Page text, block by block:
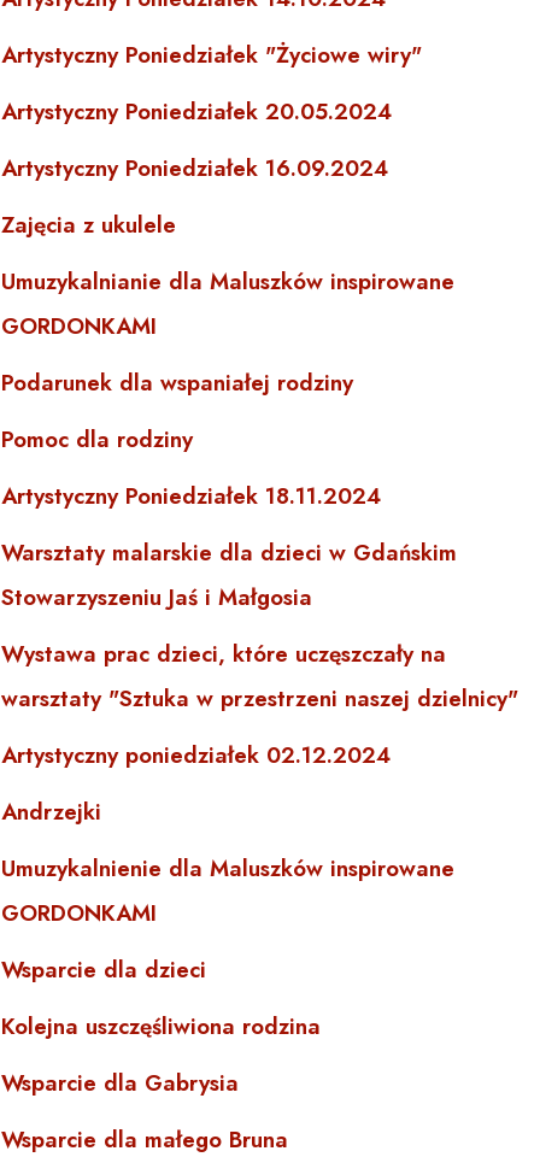
Artystyczny Poniedziałek "Życiowe wiry"
Artystyczny Poniedziałek 20.05.2024
Artystyczny Poniedziałek 16.09.2024
Zajęcia z ukulele
Umuzykalnianie dla Maluszków inspirowane
GORDONKAMI
Podarunek dla wspaniałej rodziny
Pomoc dla rodziny
Artystyczny Poniedziałek 18.11.2024
Warsztaty malarskie dla dzieci w Gdańskim
Stowarzyszeniu Jaś i Małgosia
Wystawa prac dzieci, które uczęszczały na
warsztaty "Sztuka w przestrzeni naszej dzielnicy"
Artystyczny poniedziałek 02.12.2024
Andrzejki
Umuzykalnienie dla Maluszków inspirowane
GORDONKAMI
Wsparcie dla dzieci
Kolejna uszczęśliwiona rodzina
Wsparcie dla Gabrysia
Wsparcie dla małego Bruna